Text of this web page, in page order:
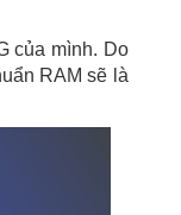
của mình. Do
RAM sẽ là